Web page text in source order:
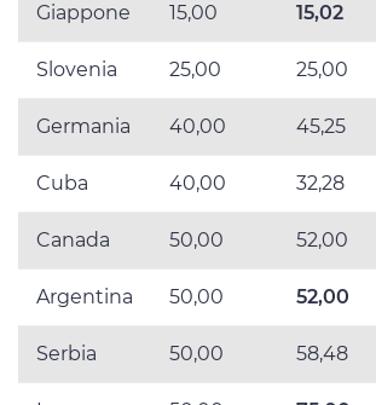
Giappone 15,00 15,02
Slovenia 25,00 25,00
Germania 40,00 45,25
Cuba 40,00 32,28
Canada 50,00 52,00
Argentina 50,00 52,00
Serbia 50,00 58,48